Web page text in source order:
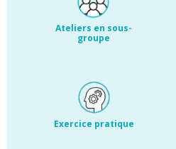
Ateliers en sous-
groupe
Exercice pratique